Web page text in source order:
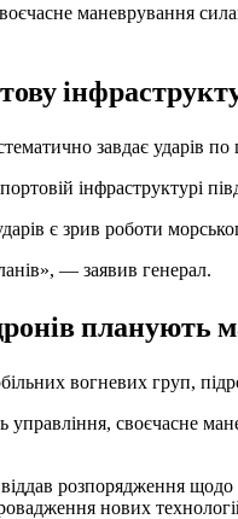
маневрування
завдає ударів по
інфраструктурі
є зрив роботи
— заявив генерал.
планують
вогневих груп,
управління, своєчасне
розпорядження
нових